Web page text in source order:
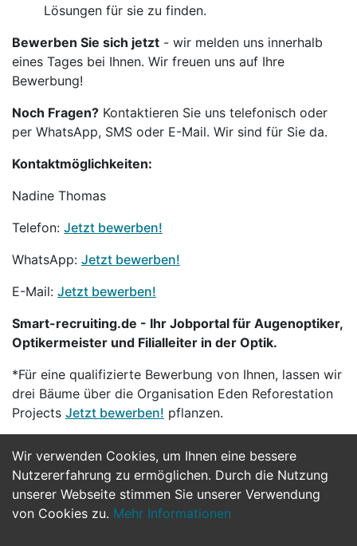
Wir verwenden Cookies, um Ihnen eine bessere
Nutzererfahrung zu ermöglichen. Durch die Nutzung
unserer Webseite stimmen Sie unserer Verwendung
von Cookies zu. Mehr Informationen
Lösungen für sie zu finden.
Bewerben Sie sich jetzt - wir melden uns innerhalb
eines Tages bei Ihnen. Wir freuen uns auf Ihre
Bewerbung!
Noch Fragen? Kontaktieren Sie uns telefonisch oder
per WhatsApp, SMS oder E-Mail. Wir sind für Sie da.
Kontaktmöglichkeiten:
Nadine Thomas
Telefon: Jetzt bewerben!
WhatsApp: Jetzt bewerben!
E-Mail: Jetzt bewerben!
Smart-recruiting.de - Ihr Jobportal für Augenoptiker,
Optikermeister und Filialleiter in der Optik.
*Für eine qualifizierte Bewerbung von Ihnen, lassen wir
drei Bäume über die Organisation Eden Reforestation
Projects Jetzt bewerben! pflanzen.
Jetzt Bewerben